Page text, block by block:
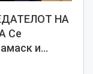
НА
Се
и…